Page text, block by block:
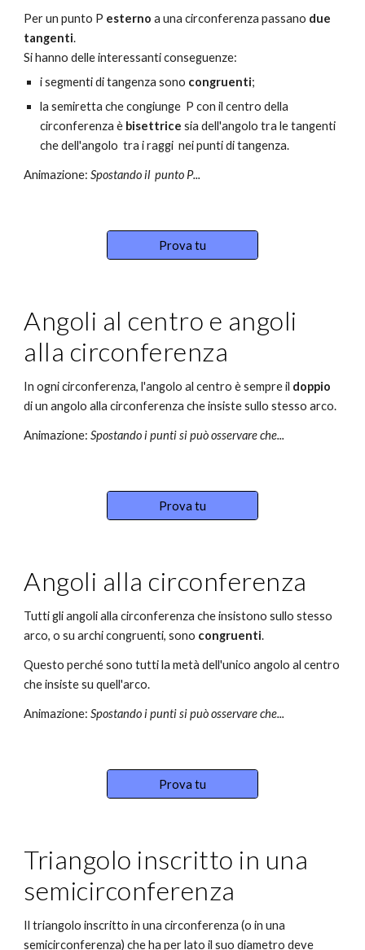
Per un punto P esterno a una circonferenza passano due
tangenti.
Si hanno delle interessanti conseguenze:
i segmenti di tangenza sono congruenti;
la semiretta che congiunge  P con il centro della
circonferenza è bisettrice sia dell'angolo tra le tangenti
che dell'angolo  tra i raggi  nei punti di tangenza.
Animazione: Spostando il  punto P...
Prova tu
Angoli al centro e angoli
alla circonferenza
In ogni circonferenza, l'angolo al centro è sempre il doppio
di un angolo alla circonferenza che insiste sullo stesso arco.
Animazione: Spostando i punti si può osservare che...
Prova tu
Angoli alla circonferenza
Tutti gli angoli alla circonferenza che insistono sullo stesso
arco, o su archi congruenti, sono congruenti.
Questo perché sono tutti la metà dell'unico angolo al centro
che insiste su quell'arco.
Animazione: Spostando i punti si può osservare che...
Prova tu
Triangolo inscritto in una
semicirconferenza
Il triangolo inscritto in una circonferenza (o in una
semicirconferenza) che ha per lato il suo diametro deve